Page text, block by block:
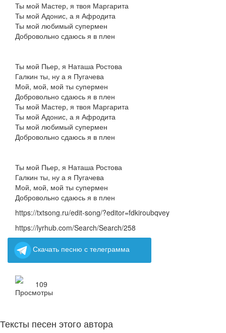
Ты мой Мастер, я твоя Маргарита
Ты мой Адонис, а я Афродита
Ты мой любимый супермен
Добровольно сдаюсь я в плен
Ты мой Пьер, я Наташа Ростова
Галкин ты, ну а я Пугачева
Мой, мой, мой ты супермен
Добровольно сдаюсь я в плен
Ты мой Мастер, я твоя Маргарита
Ты мой Адонис, а я Афродита
Ты мой любимый супермен
Добровольно сдаюсь я в плен
Ты мой Пьер, я Наташа Ростова
Галкин ты, ну а я Пугачева
Мой, мой, мой ты супермен
Добровольно сдаюсь я в плен
https://txtsong.ru/edit-song/?editor=fdkiroubqvey
https://lyrhub.com/Search/Search/258
Скачать песню с телеграмма
109
Тексты песен этого автора